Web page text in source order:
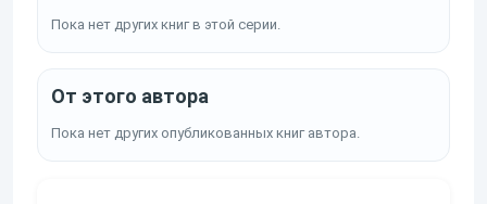
Пока нет других книг в этой серии.
От этого автора
Пока нет других опубликованных книг автора.